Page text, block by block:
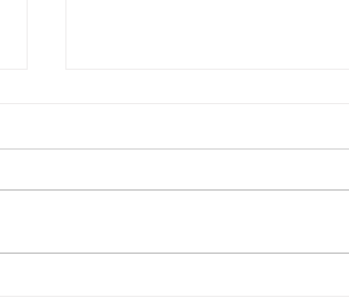
ました。 今回も、「プレママパ